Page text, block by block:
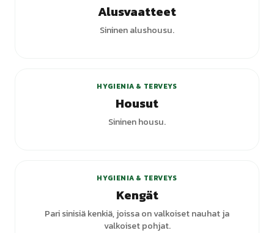
Alusvaatteet
Sininen alushousu.
HYGIENIA & TERVEYS
Housut
Sininen housu.
HYGIENIA & TERVEYS
Kengät
Pari sinisiä kenkiä, joissa on valkoiset nauhat ja
valkoiset pohjat.